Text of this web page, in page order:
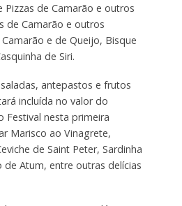
de Camarão e outros
de Camarão e outros
e de Queijo, Bisque
de Siri.
antepastos e frutos
incluída no valor do
Festival nesta primeira
Marisco ao Vinagrete,
de Saint Peter, Sardinha
de Atum, entre outras delícias